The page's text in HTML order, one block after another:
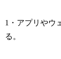
1・アプリやウ
る。